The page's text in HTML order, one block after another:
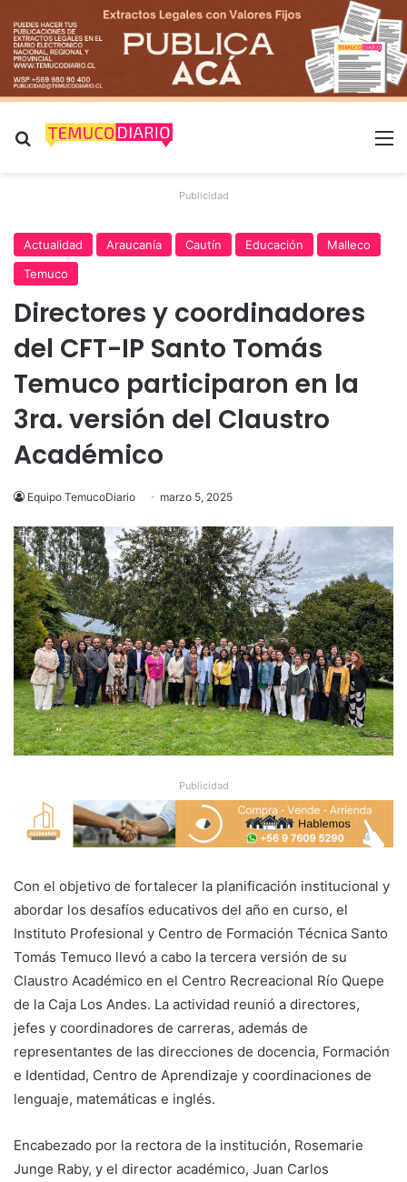
Buscar por
Publicidad
Actualidad Araucanía Cautín Educación
Malleco
Temuco
Directores y coordinadores
del CFT-IP Santo Tomás
Temuco participaron en la
3ra. versión del Claustro
Académico
Equipo TemucoDiario marzo 5, 2025
Publicidad
Con el objetivo de fortalecer la planificación institucional y
abordar los desafíos educativos del año en curso, el
Instituto Profesional y Centro de Formación Técnica Santo
Tomás Temuco llevó a cabo la tercera versión de su
Claustro Académico en el Centro Recreacional Río Quepe
de la Caja Los Andes. La actividad reunió a directores,
jefes y coordinadores de carreras, además de
representantes de las direcciones de docencia, Formación
e Identidad, Centro de Aprendizaje y coordinaciones de
lenguaje, matemáticas e inglés.
Encabezado por la rectora de la institución, Rosemarie
Junge Raby, y el director académico, Juan Carlos